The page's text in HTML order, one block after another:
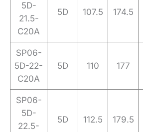
5D-
21.5-
C20A
5D 107.5 174.5
SP06-
5D-22-
C20A
5D 110 177
SP06-
5D-
22.5-
5D 112.5 179.5